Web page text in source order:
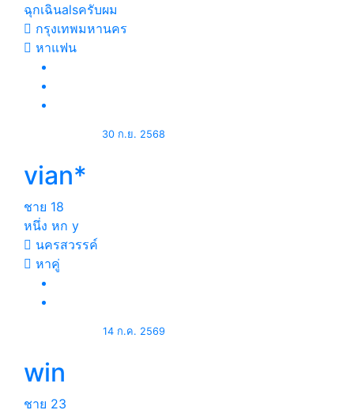
ฉุกเฉินalsครับผม
กรุงเทพมหานคร
หาแฟน
30 ก.ย. 2568
vian*
ชาย 18
หนึ่ง หก y
นครสวรรค์
หาคู่
14 ก.ค. 2569
win
ชาย 23